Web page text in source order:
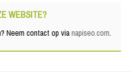
WEBSITE?
Neem contact op vianapiseo.com.